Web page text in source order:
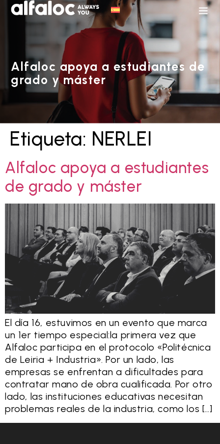
Alfaloc apoya a estudiantes de
grado y máster
Etiqueta: NERLEI
Alfaloc apoya a estudiantes
de grado y máster
El día 16, estuvimos en un evento que marca
un 1er tiempo especial:la primera vez que
Alfaloc participa en el protocolo «Politécnica
de Leiria + Industria». Por un lado, las
empresas se enfrentan a dificultades para
contratar mano de obra cualificada. Por otro
lado, las instituciones educativas necesitan
problemas reales de la industria, como los […]